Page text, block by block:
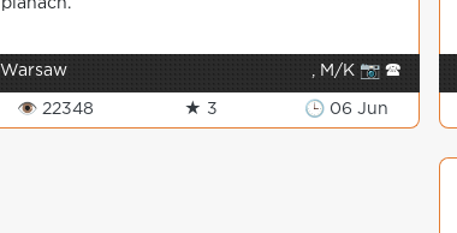
planach.
Warsaw , M/K 📷 🕿
👁 22348 ★ 3 🕒 06 Jun